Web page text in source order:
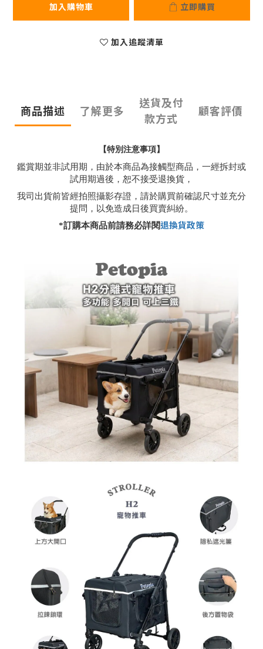
加入購物車 立即購買
加入追蹤清單
商品描述 了解更多
送貨及付
款方式
顧客評價
【特別注意事項】
鑑賞期並非試用期，由於本商品為接觸型商品，一經拆封或
試用期過後，恕不接受退換貨，
我司出貨前皆經拍照攝影存證，請於購買前確認尺寸並充分
提問，以免造成日後買賣糾紛。
*訂購本商品前請務必詳閱退換貨政策